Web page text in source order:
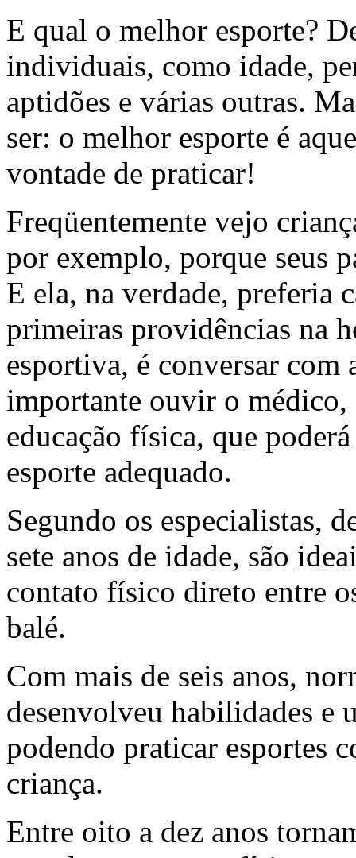
E qual o melhor esporte?
individuais, como idade,
aptidões e várias outras.
ser: o melhor esporte é
vontade de praticar!
Freqüentemente vejo
por exemplo, porque seus
E ela, na verdade, preferia
primeiras providências na
esportiva, é conversar com
importante ouvir o
educação física, que
esporte adequado.
Segundo os especialistas,
sete anos de idade, são
contato físico direto entre
balé.
Com mais de seis anos,
desenvolveu habilidades e
podendo praticar esportes
criança.
Entre oito a dez anos